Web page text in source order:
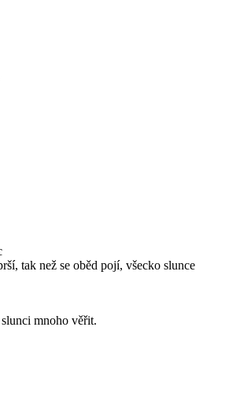
tak než se oběd pojí, všecko slunce
mnoho věřit.